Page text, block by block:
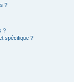
?
?
spécifique ?